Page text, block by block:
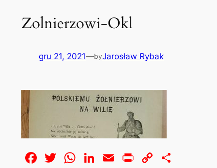
Zolnierzowi-Okl
gru 21, 2021—byJarosław Rybak
Facebook
Twitter
WhatsApp
LinkedIn
EmailPrintCopy